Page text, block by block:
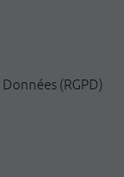
(RGPD)